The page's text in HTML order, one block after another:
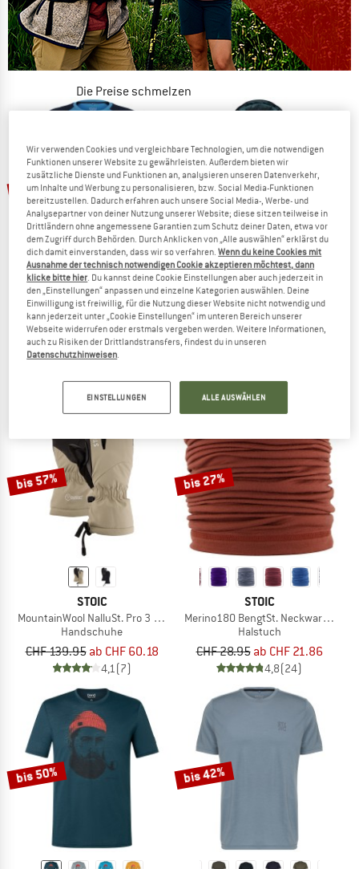
Die Preise schmelzen
ZUM SOMMER SALE
bis 35%
STOIC
Merino180 BengtSt. L/S
Merinounterwäsche
CHF 92.95ab CHF 61.72
ARTILECT
Elevate Primaloft Bio Insulated
Kunstfaserjacke
bis 57%
STOIC
MountainWool NalluSt. Pro 3 Finger
Handschuhe
CHF 139.95 ab CHF 60.18
4,1(7)
bis 27%
STOIC
Merino180 BengtSt. Neckwarmer
Halstuch
CHF 28.95 ab CHF 21.86
4,8(24)
bis 50% bis 42%
Wir verwenden Cookies und vergleichbare Technologien, um die notwendigen
Funktionen unserer Website zu gewährleisten. Außerdem bieten wir
zusätzliche Dienste und Funktionen an, analysieren unseren Datenverkehr,
um Inhalte und Werbung zu personalisieren, bzw. Social Media-Funktionen
bereitzustellen. Dadurch erfahren auch unsere Social Media-, Werbe- und
Analysepartner von deiner Nutzung unserer Website; diese sitzen teilweise in
Drittländern ohne angemessene Garantien zum Schutz deiner Daten, etwa vor
dem Zugriff durch Behörden. Durch Anklicken von „Alle auswählen“ erklärst du
dich damit einverstanden, dass wir so verfahren.Wenn du keine Cookies mit
Ausnahme der technisch notwendigen Cookie akzeptieren möchtest, dann
klicke bitte hier. Du kannst deine Cookie Einstellungen aber auch jederzeit in
den „Einstellungen“ anpassen und einzelne Kategorien auswählen. Deine
Einwilligung ist freiwillig, für die Nutzung dieser Website nicht notwendig und
kann jederzeit unter „Cookie Einstellungen“ im unteren Bereich unserer
Webseite widerrufen oder erstmals vergeben werden. Weitere Informationen,
auch zu Risiken der Drittlandstransfers, findest du in unseren
Datenschutzhinweisen.
EINSTELLUNGEN ALLE AUSWÄHLEN